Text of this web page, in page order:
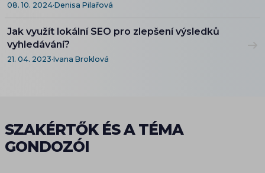
08. 10. 2024·Denisa Pilařová
Jak využít lokální SEO pro zlepšení výsledků
vyhledávání?
21. 04. 2023·Ivana Broklová
SZAKÉRTŐK ÉS A TÉMA
GONDOZÓI